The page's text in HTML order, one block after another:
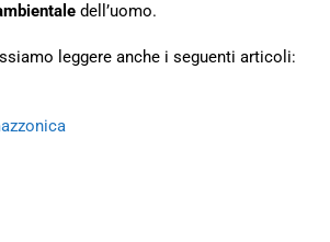
dell’uomo.
leggere anche i seguenti articoli: